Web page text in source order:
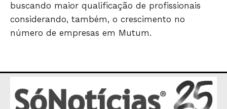
AGRONOTÍCIAS
ÚLTIMAS NOTÍCIAS
buscando maior qualificação de profissionais
considerando, também, o crescimento no
número de empresas em Mutum.